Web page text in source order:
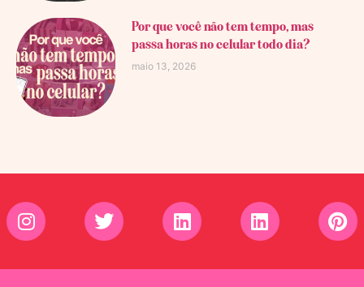
Por que você não tem tempo, mas
passa horas no celular todo dia?
maio 13, 2026